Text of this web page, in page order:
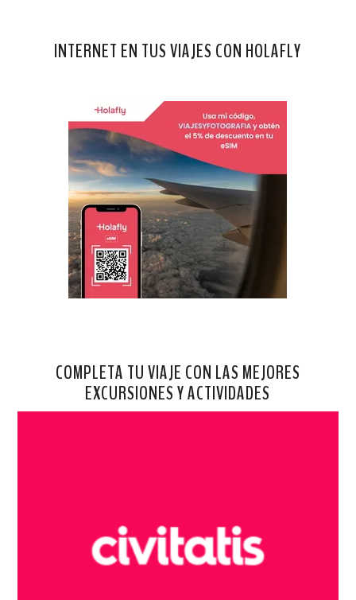
INTERNET EN TUS VIAJES CON HOLAFLY
COMPLETA TU VIAJE CON LAS MEJORES
EXCURSIONES Y ACTIVIDADES